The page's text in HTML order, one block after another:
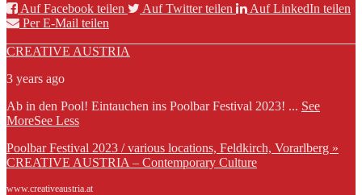
Auf Facebook teilen
Auf Twitter teilen
Auf LinkedIn teilen
Per E-Mail teilen
CREATIVE AUSTRIA
3 years ago
Ab in den Pool! Eintauchen ins Poolbar Festival 2023! ... See
MoreSee Less
Poolbar Festival 2023 / various locations, Feldkirch, Vorarlberg »
CREATIVE AUSTRIA – Contemporary Culture
www.creativeaustria.at